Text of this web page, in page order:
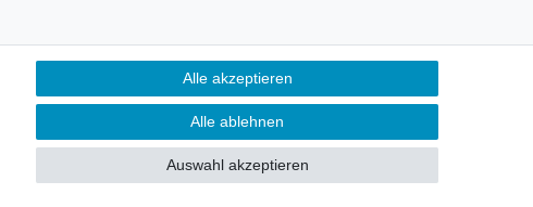
Unternehmen
Datenschutzerklärung
Impressum
Alle akzeptieren
Alle ablehnen
Auswahl akzeptieren